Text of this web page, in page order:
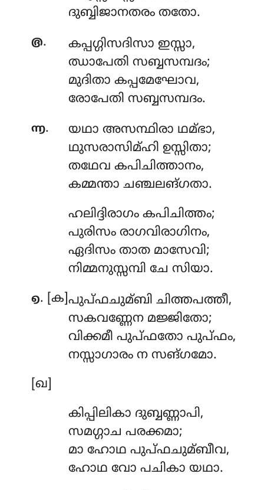
ദുബ്ബിജാനതരം തതോ.
൫. കപ്പഗ്ഗിസദിസാ ഇസ്സാ,
ഝാപേതി സബ്ബസമ്പദം;
മുദിതാ കപ്പമേഘോവ,
രോപേതി സബ്ബസമ്പദം.
൬. യഥാ അസന്ഥിരാ ഥമ്ഭാ,
ഥുസരാസിമ്ഹി ഉസ്സിതാ;
തഥേവ കപിചിത്താനം,
കമ്മന്താ ചഞ്ചലങ്ഗതാ.
ഹലിദ്ദിരാഗം കപിചിത്തം;
പുരിസം രാഗവിരാഗിനം,
ഏദിസം താത മാസേവി;
നിമ്മനുസ്സമ്പി ചേ സിയാ.
൭. [ക]പുപ്ഫചുമ്ബി ചിത്തപത്തീ,
സകവണ്ണേന മജ്ജിതോ;
വിക്കമീ പുപ്ഫതോ പുപ്ഫം,
നസ്സാഗാരം ന സങ്ഗമോ.
[ഖ]
കിപ്പിലികാ ദുബ്ബണ്ണാപി,
സമഗ്ഗാച പരക്കമാ;
മാ ഹോഥ പുപ്ഫചുമ്ബീവ,
ഹോഥ വോ പചികാ യഥാ.